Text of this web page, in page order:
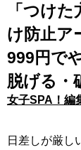
「つけ
け防止ア
999円で
脱げる・
女子SPA！編
日差しが厳し